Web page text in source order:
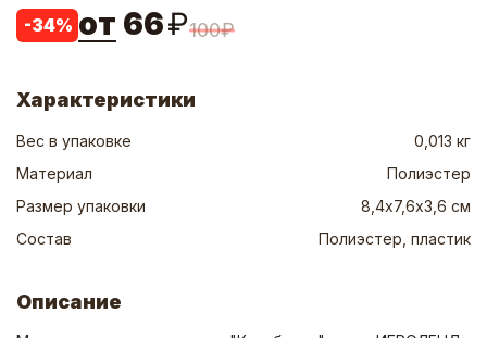
-34% от 66₽100₽
Характеристики
Вес в упаковке
0,013 кг
Материал
Полиэстер
Размер упаковки
8,4х7,6х3,6 см
Состав
Полиэстер, пластик
Описание